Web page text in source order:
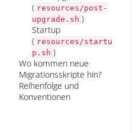
( resources/post-
upgrade.sh )
Startup
( resources/startu
p.sh )
Wo kommen neue
Migrationsskripte hin?
Reihenfolge und
Konventionen